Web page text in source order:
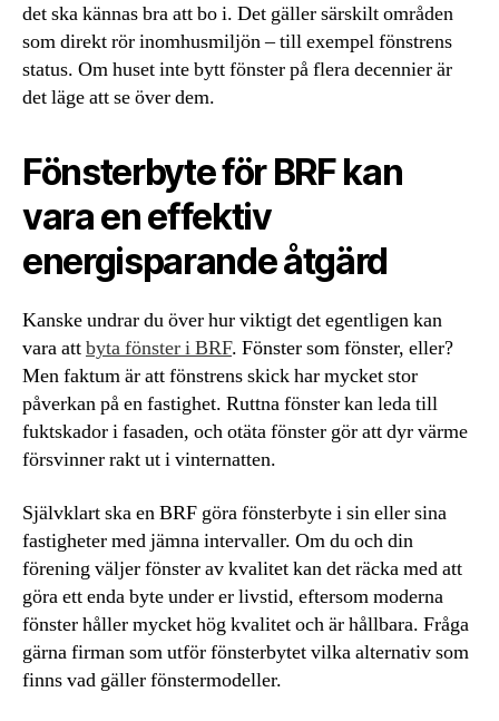
det ska kännas bra att bo i. Det gäller särskilt områden
som direkt rör inomhusmiljön – till exempel fönstrens
status. Om huset inte bytt fönster på flera decennier är
det läge att se över dem.
Fönsterbyte för BRF kan
vara en effektiv
energisparande åtgärd
Kanske undrar du över hur viktigt det egentligen kan
vara attbyta fönster i BRF. Fönster som fönster, eller?
Men faktum är att fönstrens skick har mycket stor
påverkan på en fastighet. Ruttna fönster kan leda till
fuktskador i fasaden, och otäta fönster gör att dyr värme
försvinner rakt ut i vinternatten.
Självklart ska en BRF göra fönsterbyte i sin eller sina
fastigheter med jämna intervaller. Om du och din
förening väljer fönster av kvalitet kan det räcka med att
göra ett enda byte under er livstid, eftersom moderna
fönster håller mycket hög kvalitet och är hållbara. Fråga
gärna firman som utför fönsterbytet vilka alternativ som
finns vad gäller fönstermodeller.